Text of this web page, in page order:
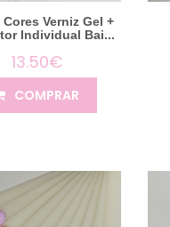
Cores Verniz Gel +
Individual Bai...
13.50€
COMPRAR